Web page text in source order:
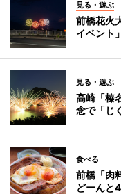
見る・遊ぶ
前橋花火
イベント
見る・遊ぶ
高崎「榛
念で「じ
食べる
前橋「肉
どーんと